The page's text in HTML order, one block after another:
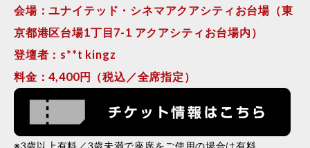
会場：ユナイテッド・シネマアクアシティお台場（東
京都港区台場1丁目7-1 アクアシティお台場内）
登壇者：s**t kingz
料金：4,400円（税込／全席指定）
※3歳以上有料／3歳未満で座席をご使用の場合は有料